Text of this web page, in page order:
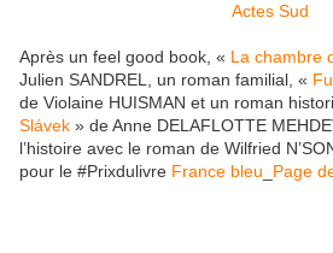
Actes Sud
Après un feel good book, « La chambre
Julien SANDREL, un roman familial, «
de Violaine HUISMAN et un roman
Slávek » de Anne DELAFLOTTE
l’histoire avec le roman de Wilfried
pour le #Prixdulivre France bleu Page